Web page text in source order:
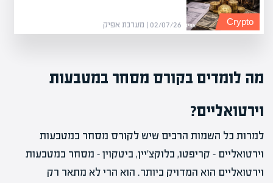
02/07/26 | מערכת אפיק Crypto
מה לומדים בקורס מסחר במטבעות
וירטואליים?
למרות כל השמות הרבים שיש לקורס מסחר במטבעות
וירטואליים – קריפטו, בלוקצ'יין, ביטקוין – מסחר במטבעות
וירטואליים הוא המדויק ביותר. הוא הרי לא מתאר רק